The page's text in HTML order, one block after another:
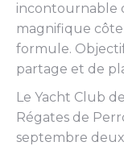
incontournable
magnifique
formule.
partage et de
Le Yacht Club
Régates de
septembre